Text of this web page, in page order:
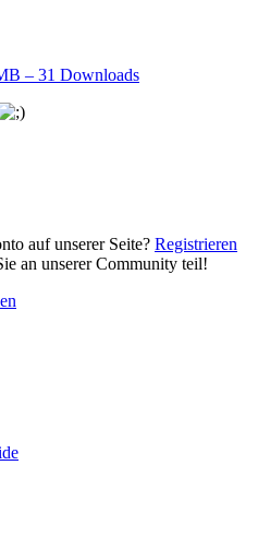
– 31 Downloads
auf unserer Seite? Registrieren
an unserer Community teil!